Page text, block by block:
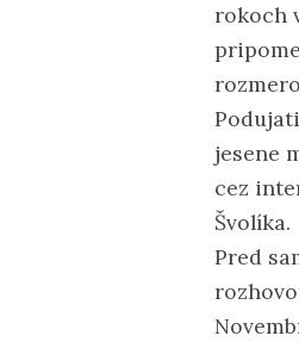
rokoch
jesene
cez
Švolíka.
Pred